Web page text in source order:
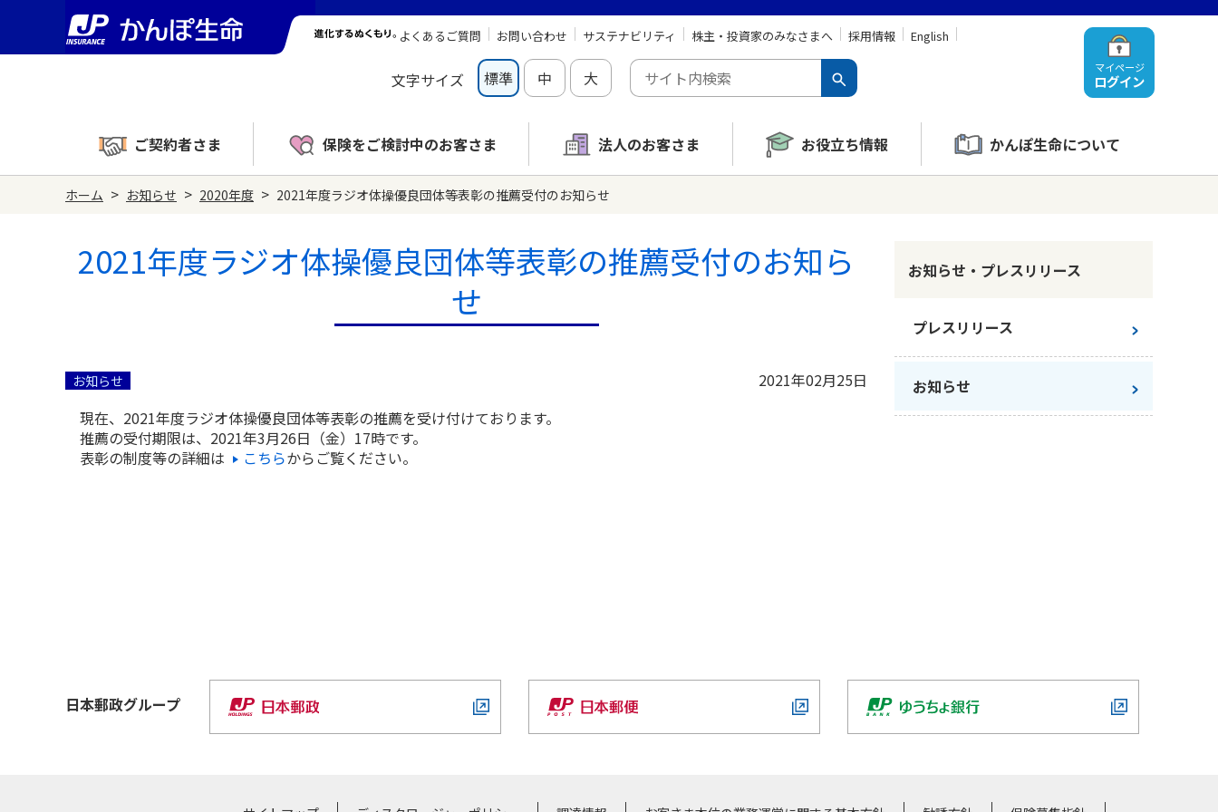
マイページ
ログイン
よくあるご質問 お問い合わせ サステナビリティ 株主・投資家のみなさまへ 採用情報 English
文字サイズ 標準 中 大
ご契約者さま 保険をご検討中のお客さま 法人のお客さま お役立ち情報 かんぽ生命について
ホーム > お知らせ > 2020年度 > 2021年度ラジオ体操優良団体等表彰の推薦受付のお知らせ
2021年度ラジオ体操優良団体等表彰の推薦受付のお知ら
せ
お知らせ
2021年02月25日
現在、2021年度ラジオ体操優良団体等表彰の推薦を受け付けております。
推薦の受付期限は、2021年3月26日（金）17時です。
表彰の制度等の詳細は
こちらからご覧ください。
お知らせ・プレスリリース
プレスリリース
お知らせ
日本郵政グループ